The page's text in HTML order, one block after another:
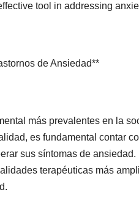
tool in addressing
de Ansiedad**
más prevalentes en la
es fundamental contar
sus síntomas de ansiedad.
terapéuticas más